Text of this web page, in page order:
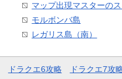
マップ出現マスターの
モルボンバ島
レガリス島（南）
ドラクエ6攻略 ドラクエ7攻